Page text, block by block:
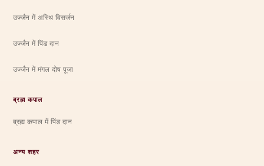
उज्जैन में अस्थि विसर्जन
उज्जैन में पिंड दान
उज्जैन में मंगल दोष पूजा
ब्रह्म कपाल
ब्रह्म कपाल में पिंड दान
अन्य शहर